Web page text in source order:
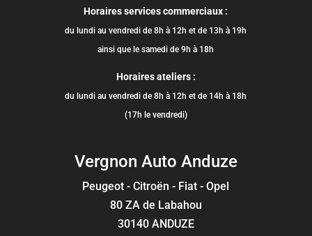
Horaires services commerciaux :
du lundi au vendredi de 8h à 12h et de 13h à 19h
ainsi que le samedi de 9h à 18h
Horaires ateliers :
du lundi au vendredi de 8h à 12h et de 14h à 18h
(17h le vendredi)
Vergnon Auto Anduze
Peugeot - Citroën - Fiat - Opel
80 ZA de Labahou
30140 ANDUZE